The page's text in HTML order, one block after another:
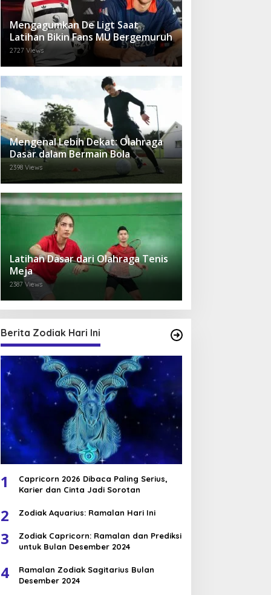
Mengagumkan De Ligt Saat
Latihan Bikin Fans MU Bergemuruh
2727 Views
Mengenal Lebih Dekat: Olahraga
Dasar dalam Bermain Bola
2398 Views
Latihan Dasar dari Olahraga Tenis
Meja
2387 Views
Berita Zodiak Hari Ini
1
Capricorn 2026 Dibaca Paling Serius,
Karier dan Cinta Jadi Sorotan
2 Zodiak Aquarius: Ramalan Hari Ini
3
Zodiak Capricorn: Ramalan dan Prediksi
untuk Bulan Desember 2024
4
Ramalan Zodiak Sagitarius Bulan
Desember 2024